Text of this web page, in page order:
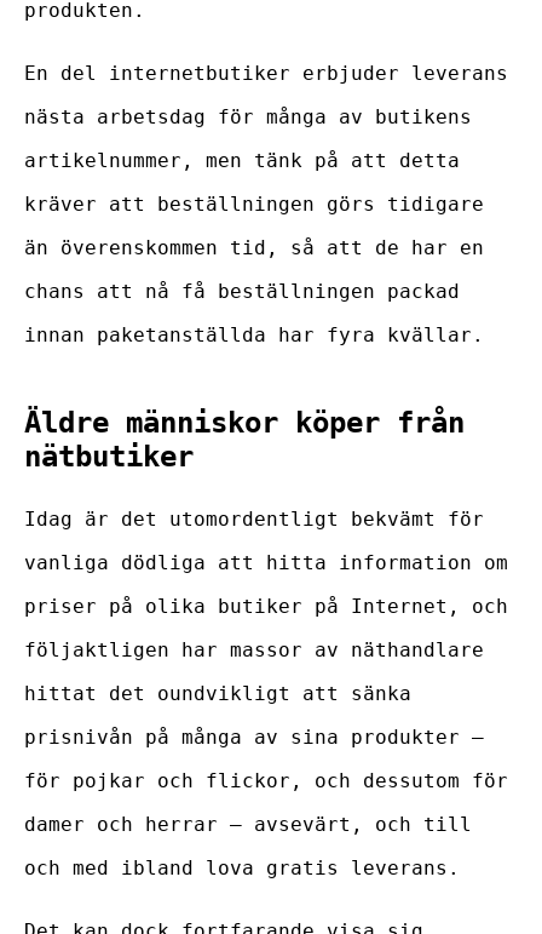
produkten.
En del internetbutiker erbjuder leverans
nästa arbetsdag för många av butikens
artikelnummer, men tänk på att detta
kräver att beställningen görs tidigare
än överenskommen tid, så att de har en
chans att nå få beställningen packad
innan paketanställda har fyra kvällar.
Äldre människor köper från
nätbutiker
Idag är det utomordentligt bekvämt för
vanliga dödliga att hitta information om
priser på olika butiker på Internet, och
följaktligen har massor av näthandlare
hittat det oundvikligt att sänka
prisnivån på många av sina produkter –
för pojkar och flickor, och dessutom för
damer och herrar – avsevärt, och till
och med ibland lova gratis leverans.